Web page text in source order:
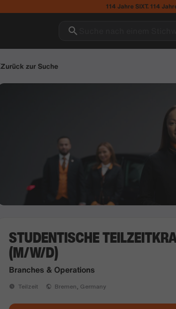
114 Jahre SIXT. 114
Zurück zur Suche
STUDENTISCHE
(M/W/D)
Branches & Operations
Teilzeit Bremen, Germany